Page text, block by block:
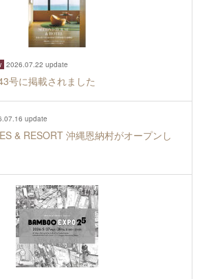
2026.07.22 update
号に掲載されました
update
& RESORT 沖縄恩納村がオープンし